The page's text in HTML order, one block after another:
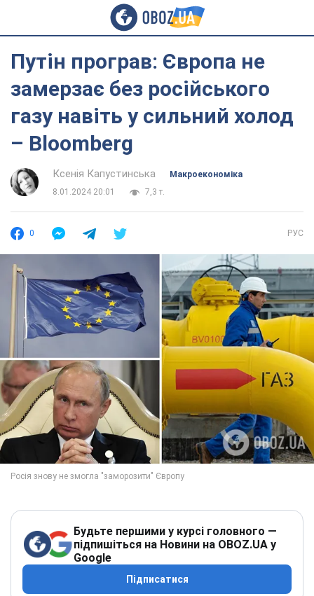
Путін програв: Європа не
замерзає без російського
газу навіть у сильний холод
– Bloomberg
Ксенія Капустинська
Mакроекономіка
8.01.2024 20:01
7,3 т.
0 РУС
Будьте першими у курсі головного —
підпишіться на Новини на OBOZ.UA у
Google
Підписатися